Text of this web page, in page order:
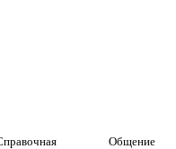
Общение